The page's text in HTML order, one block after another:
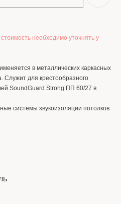
необходимо уточнять у
в металлических каркасных
Служит для крестообразного
SoundGuard Strong ПП 60/27 в
системы звукоизоляции потолков